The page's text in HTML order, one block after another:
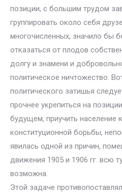
позиции, с большим трудом
группировать около себя
многочисленных, значило бы
отказаться от плодов
долгу и знамени и
политическое ничтожество.
политического затишья
прочнее укрепиться на
будущем, приучить население
конституционной борьбы,
явилась одной из причин,
движения 1905 и 1906 гг. всю
возможна.
Этой задаче